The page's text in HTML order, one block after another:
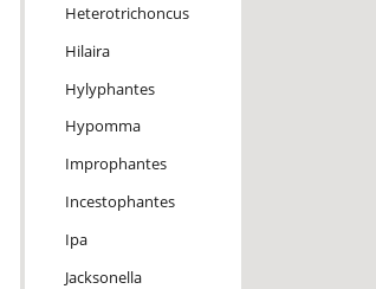
Heterotrichoncus
Hilaira
Hylyphantes
Hypomma
Improphantes
Incestophantes
Ipa
Jacksonella